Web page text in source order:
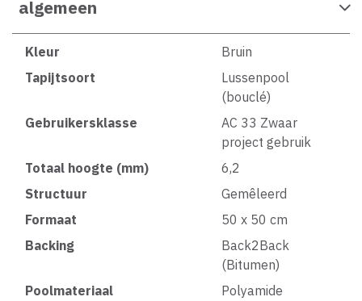
algemeen
Kleur
Bruin
Tapijtsoort
Lussenpool
(bouclé)
Gebruikersklasse
AC 33 Zwaar
project gebruik
Totaal hoogte (mm)
6,2
Structuur
Gemêleerd
Formaat
50 x 50 cm
Backing
Back2Back
(Bitumen)
Poolmateriaal
Polyamide